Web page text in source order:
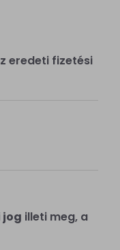
eredeti fizetési
jog illeti meg, a